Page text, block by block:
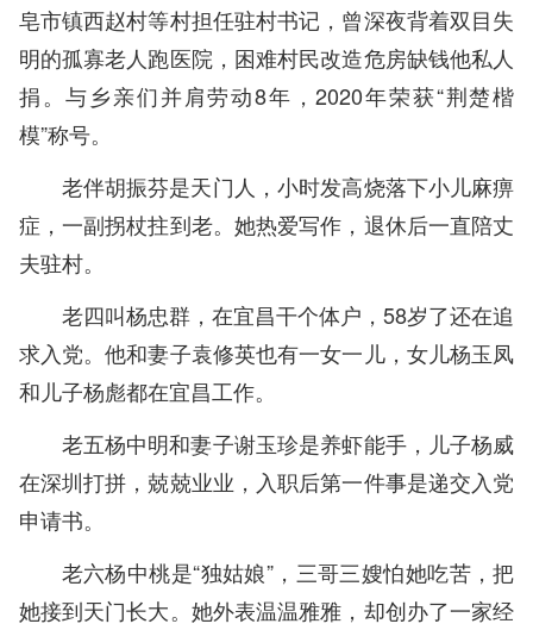
皂市镇西赵村等村担任驻村书记，曾深夜背着双目失
明的孤寡老人跑医院，困难村民改造危房缺钱他私人
捐。与乡亲们并肩劳动8年，2020年荣获“荆楚楷
模”称号。
老伴胡振芬是天门人，小时发高烧落下小儿麻痹
症，一副拐杖拄到老。她热爱写作，退休后一直陪丈
夫驻村。
老四叫杨忠群，在宜昌干个体户，58岁了还在追
求入党。他和妻子袁修英也有一女一儿，女儿杨玉凤
和儿子杨彪都在宜昌工作。
老五杨中明和妻子谢玉珍是养虾能手，儿子杨威
在深圳打拼，兢兢业业，入职后第一件事是递交入党
申请书。
老六杨中桃是“独姑娘”，三哥三嫂怕她吃苦，把
她接到天门长大。她外表温温雅雅，却创办了一家经